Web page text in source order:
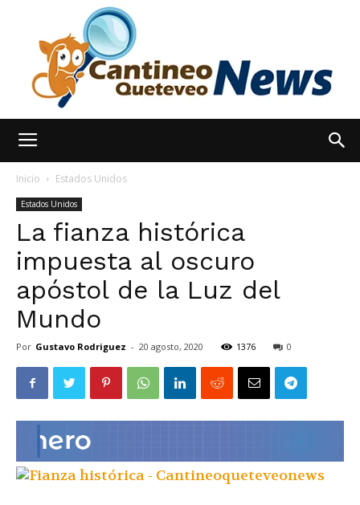
Noticias
hoy
|
Inicio Estados Unidos
Estados Unidos
La fianza histórica
impuesta al oscuro
apóstol de la Luz del
Mundo
Por Gustavo Rodriguez - 20 agosto, 2020 1376 0